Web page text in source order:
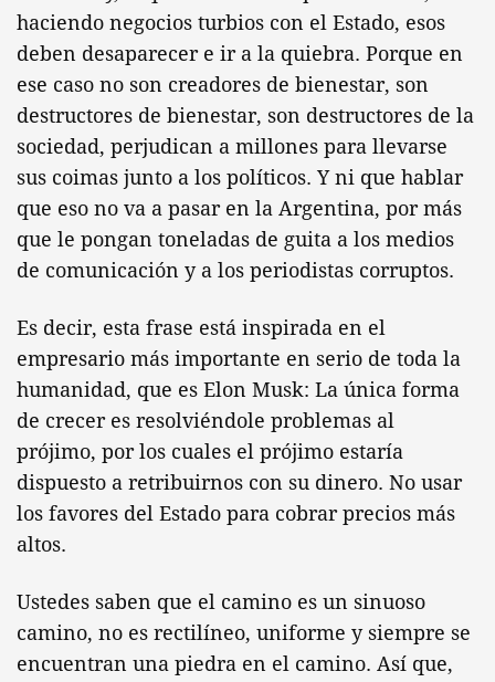
haciendo negocios turbios con el Estado, esos
deben desaparecer e ir a la quiebra. Porque en
ese caso no son creadores de bienestar, son
destructores de bienestar, son destructores de la
sociedad, perjudican a millones para llevarse
sus coimas junto a los políticos. Y ni que hablar
que eso no va a pasar en la Argentina, por más
que le pongan toneladas de guita a los medios
de comunicación y a los periodistas corruptos.
Es decir, esta frase está inspirada en el
empresario más importante en serio de toda la
humanidad, que es Elon Musk: La única forma
de crecer es resolviéndole problemas al
prójimo, por los cuales el prójimo estaría
dispuesto a retribuirnos con su dinero. No usar
los favores del Estado para cobrar precios más
altos.
Ustedes saben que el camino es un sinuoso
camino, no es rectilíneo, uniforme y siempre se
encuentran una piedra en el camino. Así que,